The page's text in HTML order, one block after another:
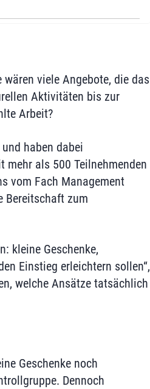
viele Angebote, die das
Aktivitäten bis zur
Arbeit?
haben dabei
mehr als 500 Teilnehmenden
vom Fach Management
Bereitschaft zum
kleine Geschenke,
Einstieg erleichtern sollen“,
welche Ansätze tatsächlich
Geschenke noch
Dennoch